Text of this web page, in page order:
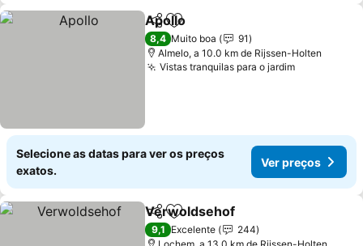
PartilharAdicionar aos favoritos
Apollo
8,4 Muito boa
91
Almelo, a 10.0 km de Rijssen-Holten
Vistas tranquilas para o jardimVer preços
Selecione as datas para ver os preços
exatos.
Ver preços
PartilharAdicionar aos favoritos
Verwoldsehof
9,1 Excelente
244